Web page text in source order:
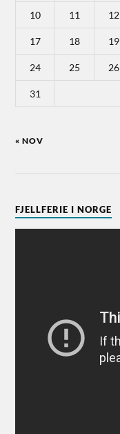
10 11 12
17 18 19
24 25 26
31
« NOV
FJELLFERIE I NORGE